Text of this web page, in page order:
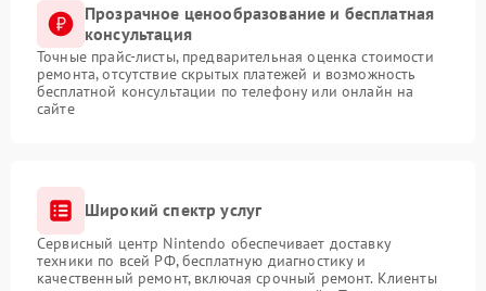
Прозрачное ценообразование и бесплатная
консультация
Точные прайс-листы, предварительная оценка стоимости
ремонта, отсутствие скрытых платежей и возможность
бесплатной консультации по телефону или онлайн на
сайте
Широкий спектр услуг
Сервисный центр Nintendo обеспечивает доставку
техники по всей РФ, бесплатную диагностику и
качественный ремонт, включая срочный ремонт. Клиенты